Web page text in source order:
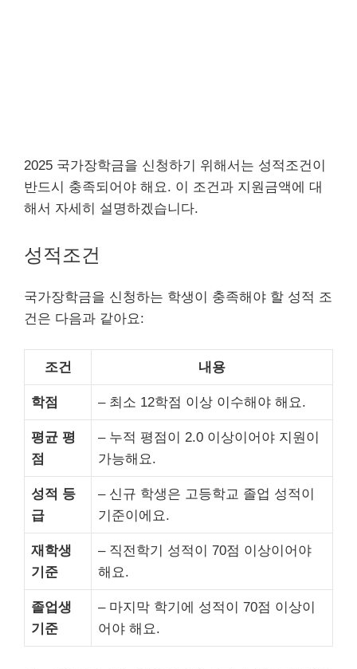
2025 국가장학금을 신청하기 위해서는 성적조건이
반드시 충족되어야 해요. 이 조건과 지원금액에 대
해서 자세히 설명하겠습니다.
성적조건
국가장학금을 신청하는 학생이 충족해야 할 성적 조
건은 다음과 같아요:
조건 내용
학점 – 최소 12학점 이상 이수해야 해요.
평균 평
점
– 누적 평점이 2.0 이상이어야 지원이
가능해요.
성적 등
급
– 신규 학생은 고등학교 졸업 성적이
기준이에요.
재학생
기준
– 직전학기 성적이 70점 이상이어야
해요.
졸업생
기준
– 마지막 학기에 성적이 70점 이상이
어야 해요.